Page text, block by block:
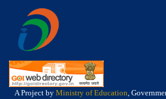
A Project by Ministry of Education,